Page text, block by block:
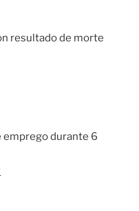
resultado de morte
emprego durante 6